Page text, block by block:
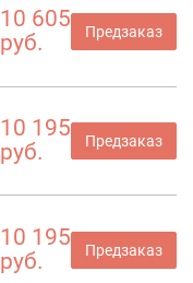
10 605
руб.
Предзаказ
10 195
руб.
Предзаказ
10 195
руб.
Предзаказ